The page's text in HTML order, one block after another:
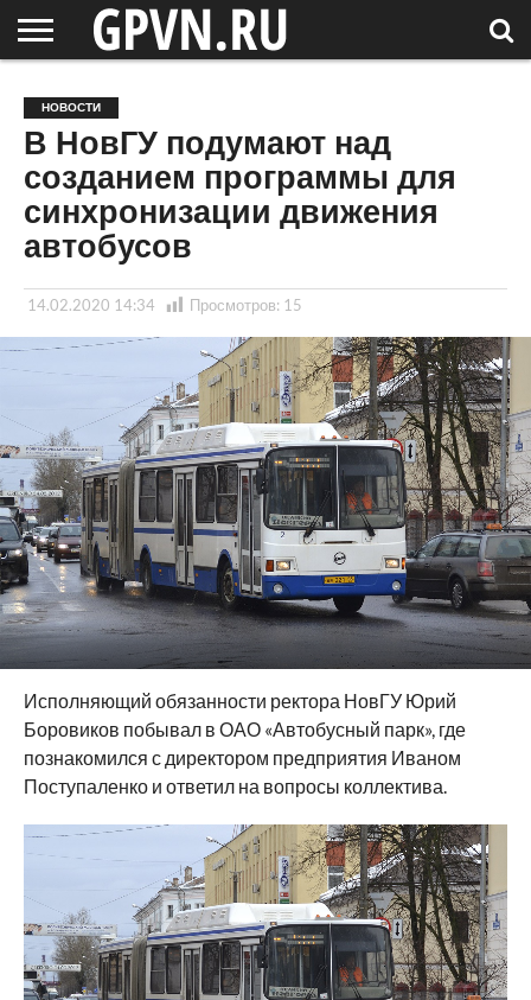
ОБЛАСТЬ
НОВОСТИ
СОСЕДЕЙ
РОССИЯ
/ МИР
СПЕЦПРОЕКТЫ
БЛОГ
СТАТЬИ
ФОТОРЕПОРТАЖИ
ИНТЕРВЬЮ
ОБЪЕКТЫ
ПОДБОРКИ
НОВОСТИ
В НовГУ подумают над
созданием программы для
синхронизации движения
автобусов
14.02.2020 14:34 Просмотров: 15
Исполняющий обязанности ректора НовГУ Юрий
Боровиков побывал в ОАО «Автобусный парк», где
познакомился с директором предприятия Иваном
Поступаленко и ответил на вопросы коллектива.